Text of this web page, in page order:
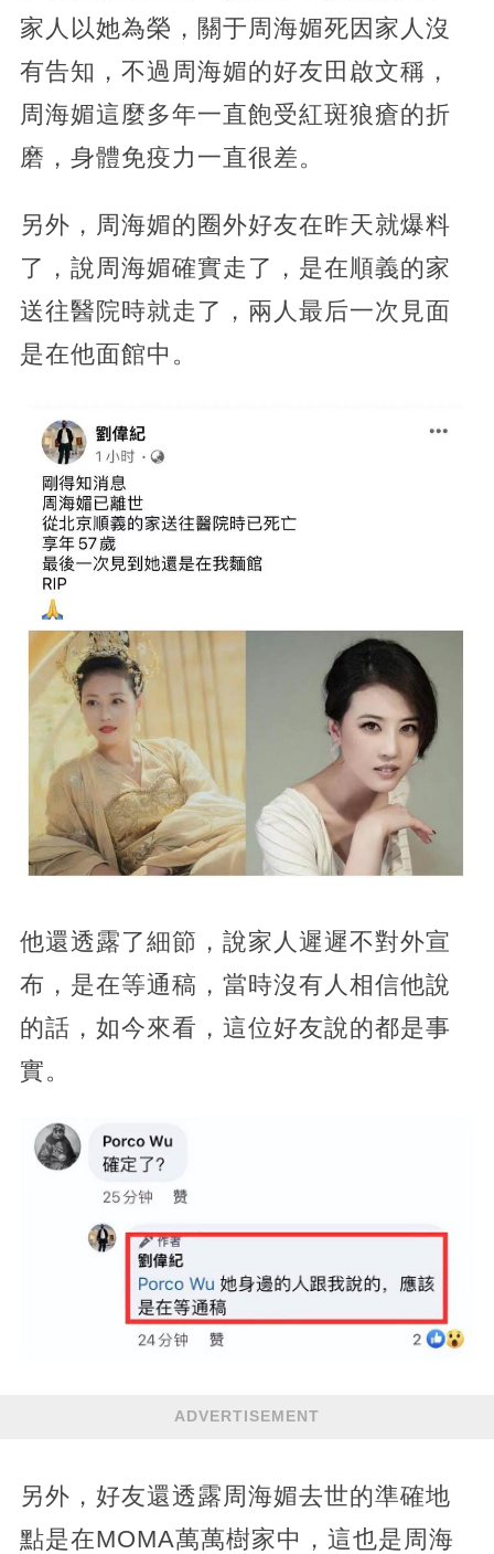
家人以她為榮，關于周海媚死因家人沒
有告知，不過周海媚的好友田啟文稱，
周海媚這麼多年一直飽受紅斑狼瘡的折
磨，身體免疫力一直很差。
另外，周海媚的圈外好友在昨天就爆料
了，說周海媚確實走了，是在順義的家
送往醫院時就走了，兩人最后一次見面
是在他面館中。
他還透露了細節，說家人遲遲不對外宣
布，是在等通稿，當時沒有人相信他說
的話，如今來看，這位好友說的都是事
實。
ADVERTISEMENT
另外，好友還透露周海媚去世的準確地
點是在MOMA萬萬樹家中，這也是周海